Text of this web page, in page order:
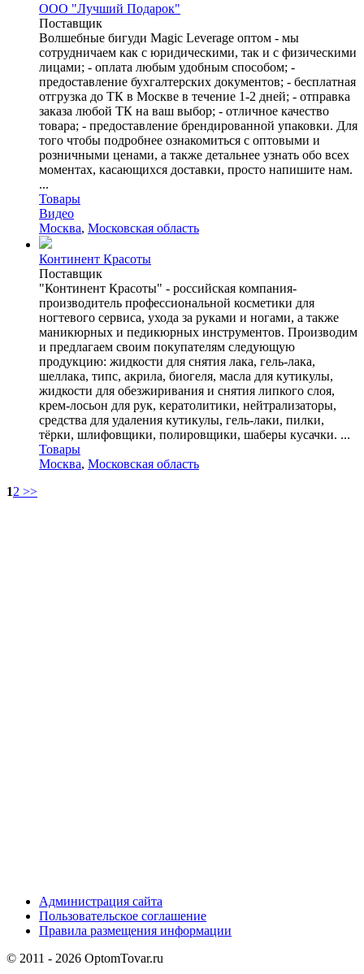
ООО "Лучший Подарок"
Поставщик
Волшебные бигуди Magic Leverage оптом - мы
сотрудничаем как с юридическими, так и с физическими
лицами; - оплата любым удобным способом; -
предоставление бухгалтерских документов; - бесплатная
отгрузка до ТК в Москве в течение 1-2 дней; - отправка
заказа любой ТК на ваш выбор; - отличное качество
товара; - предоставление брендированной упаковки. Для
того чтобы подробнее ознакомиться с оптовыми и
розничными ценами, а также детальнее узнать обо всех
моментах, касающихся доставки, просто напишите нам.
...
Товары
Видео
Москва, Московская область
Континент Красоты
Поставщик
"Континент Красоты" - российская компания-
производитель профессиональной косметики для
ногтевого сервиса, ухода за руками и ногами, а также
маникюрных и педикюрных инструментов. Производим
и предлагаем своим покупателям следующую
продукцию: жидкости для снятия лака, гель-лака,
шеллака, типс, акрила, биогеля, масла для кутикулы,
жидкости для обезжиривания и снятия липкого слоя,
крем-лосьон для рук, кератолитики, нейтрализаторы,
средства для удаления кутикулы, гель-лаки, пилки,
тёрки, шлифовщики, полировщики, шаберы кусачки. ...
Товары
Москва, Московская область
12 >>
Администрация сайта
Пользовательское соглашение
Правила размещения информации
© 2011 - 2026 OptomTovar.ru